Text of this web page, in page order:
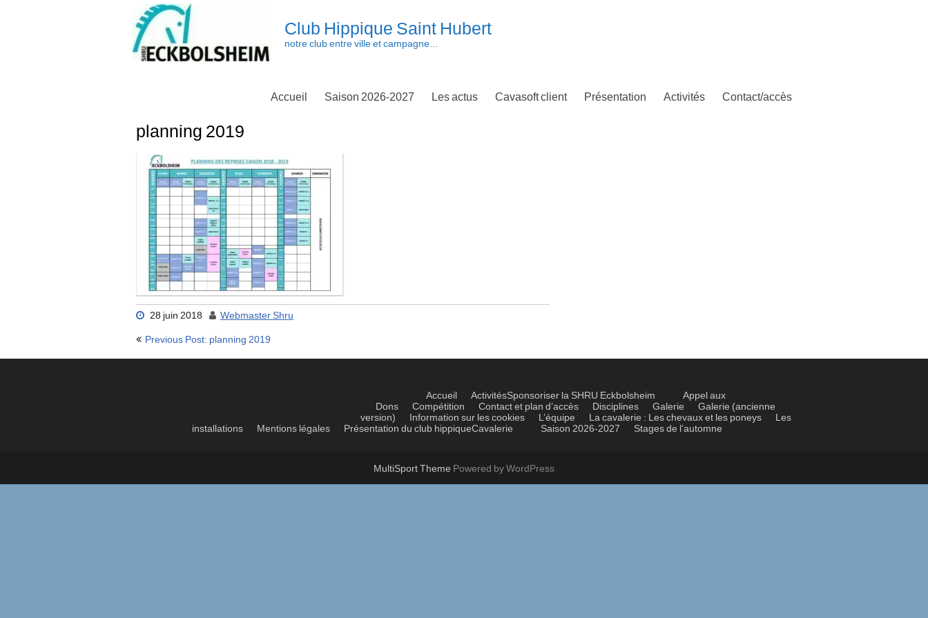
Club Hippique Saint Hubert
notre club entre ville et campagne...
Accueil Saison 2026-2027 Les actus Cavasoft client Présentation Activités Contact/accès
planning 2019
28 juin 2018 Webmaster Shru
Navigation
Previous Post: planning 2019
Accueil ActivitésSponsoriser la SHRU Eckbolsheim
Appel aux
Dons
Compétition Contact et plan d’accès Disciplines Galerie
Galerie (ancienne
version)
Information sur les cookies L’équipe La cavalerie : Les chevaux et les poneys
Les
installations
Mentions légales Présentation du club hippiqueCavalerie Saison 2026-2027 Stages de l’automne
MultiSport Theme Powered by WordPress